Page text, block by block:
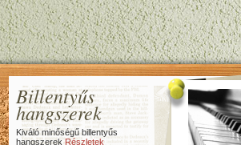
Billentyűs
hangszerek
Kiváló minőségű billentyűs
hangszerekRészletek